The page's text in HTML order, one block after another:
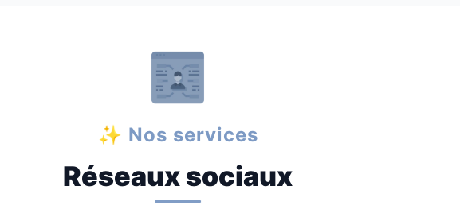
✨ Nos services
Réseaux sociaux